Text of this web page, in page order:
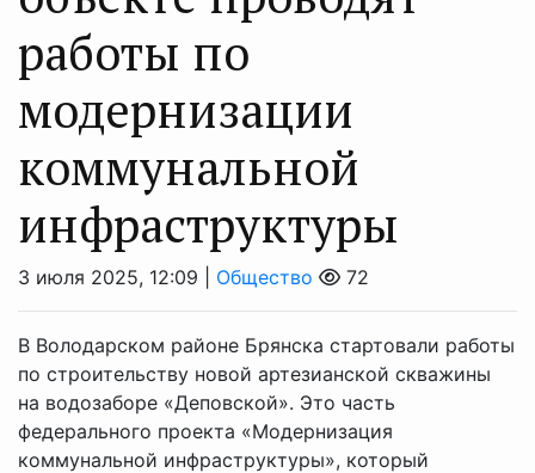
работы по
модернизации
коммунальной
инфраструктуры
3 июля 2025, 12:09 | Общество 72
В Володарском районе Брянска стартовали работы
по строительству новой артезианской скважины
на водозаборе «Деповской». Это часть
федерального проекта «Модернизация
коммунальной инфраструктуры», который